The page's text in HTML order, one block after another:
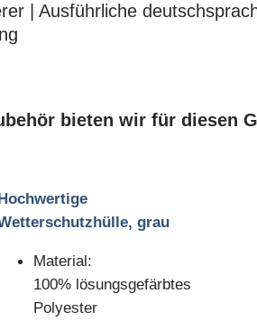
| Ausführliche
bieten wir für diesen
grau
Material:
100% lösungsgefärbtes
Polyester